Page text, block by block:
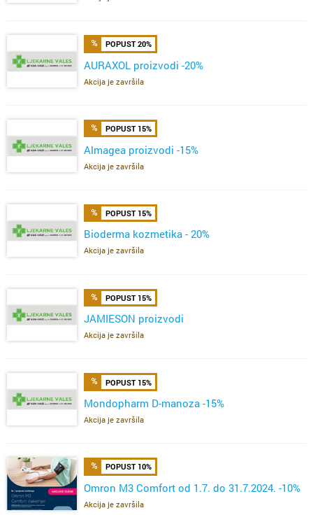
POPUST 20%
AURAXOL proizvodi -20%
Akcija je završila
POPUST 15%
Almagea proizvodi -15%
Akcija je završila
POPUST 15%
Bioderma kozmetika - 20%
Akcija je završila
POPUST 15%
JAMIESON proizvodi
Akcija je završila
POPUST 15%
Mondopharm D-manoza -15%
Akcija je završila
POPUST 10%
Omron M3 Comfort od 1.7. do 31.7.2024. -10%
Akcija je završila